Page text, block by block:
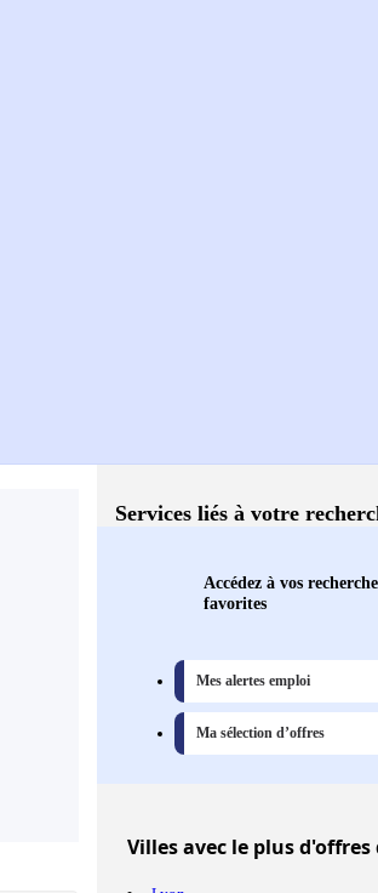
Services liés à votre
Accédez à vos
favorites
Mes alertes emploi
Ma sélection d’offres
Villesavec le plus